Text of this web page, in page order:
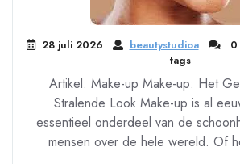
28 juli 2026 beautystudioa 0
tags
Artikel: Make-up Make-up: Het
Stralende Look Make-up is al
essentieel onderdeel van de
mensen over de hele wereld. Of